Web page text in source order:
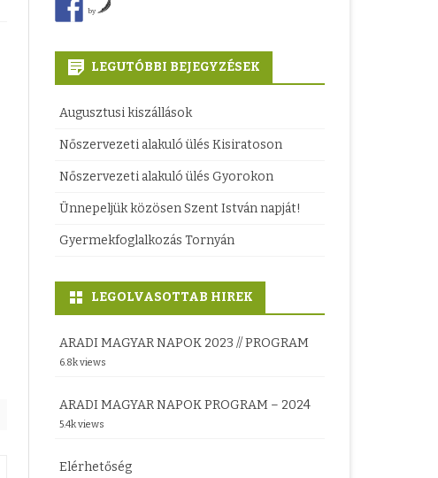
KÖZPONT
BETHLEN GÁBOR ALAPÍTVÁNY
ETNIKUMKÖZI KAPCSOLATOK
by
LEGUTÓBBI BEJEGYZÉSEK
Augusztusi kiszállások
Nőszervezeti alakuló ülés Kisiratoson
Nőszervezeti alakuló ülés Gyorokon
Ünnepeljük közösen Szent István napját!
Gyermekfoglalkozás Tornyán
LEGOLVASOTTAB HIREK
ARADI MAGYAR NAPOK 2023 // PROGRAM
6.8k views
ARADI MAGYAR NAPOK PROGRAM – 2024
5.4k views
Elérhetőség